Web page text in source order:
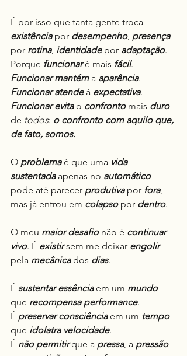
É por isso que tanta gente troca
existência por desempenho, presença
por rotina, identidade por adaptação.
Porque funcionar é mais fácil.
Funcionar mantém a aparência.
Funcionar atende à expectativa.
Funcionar evita o confronto mais duro
de todos: o confronto com aquilo que,
de fato, somos.
O problema é que uma vida
sustentada apenas no automático
pode até parecer produtiva por fora,
mas já entrou em colapso por dentro.
O meu maior desafio não é continuar
vivo. É existir sem me deixar engolir
pela mecânica dos dias.
É sustentar essência em um mundo
que recompensa performance.
É preservar consciência em um tempo
que idolatra velocidade.
É não permitir que a pressa, a pressão